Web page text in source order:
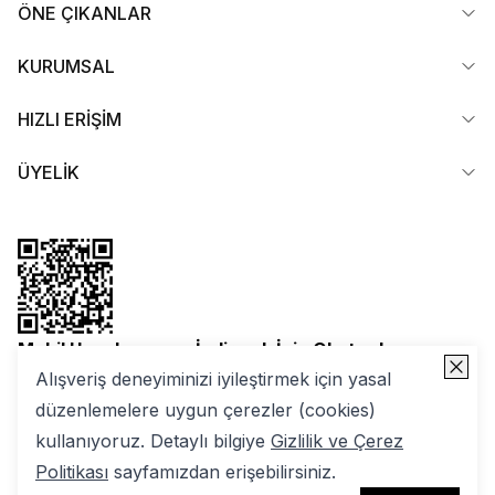
Alışveriş deneyiminizi iyileştirmek için yasal
düzenlemelere uygun çerezler (cookies)
kullanıyoruz. Detaylı bilgiye Gizlilik ve Çerez
Politikası sayfamızdan erişebilirsiniz.
ÖNE ÇIKANLAR
KURUMSAL
HIZLI ERİŞİM
ÜYELİK
Mobil Uygulamamızı İndirmek İçin Okutun!